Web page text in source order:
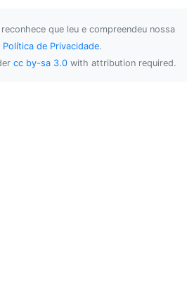
que leu e compreendeu nossa
Política de Privacidade.
cc by-sa 3.0 with attribution required.